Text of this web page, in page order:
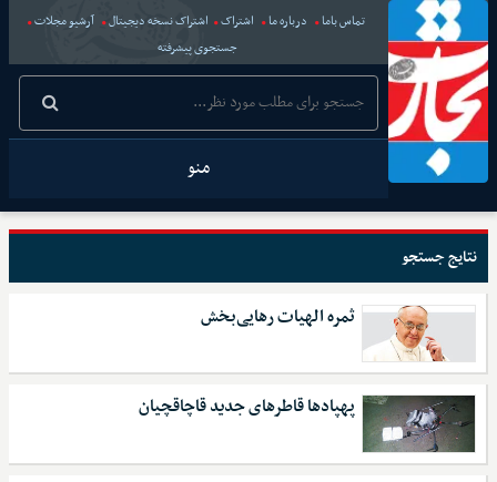
تماس باما درباره ما اشتراک اشتراک نسخه دیجیتال
آرشیو مجلات
جستجوی پیشرفته
منو
نتایج جستجو
ثمره الهیات رهایی‌بخش
پهپادها قاطرهای جدید قاچاقچیان